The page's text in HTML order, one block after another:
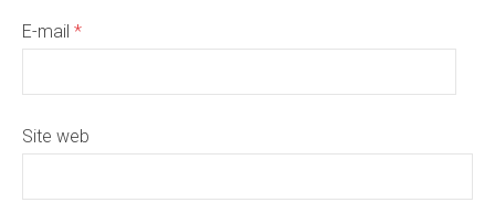
E-mail *
Site web